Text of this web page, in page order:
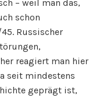
– weil man das,
schon
Russischer
reagiert man hier
seit mindestens
geprägt ist,